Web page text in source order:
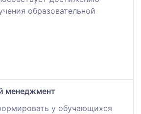
образовательной
менеджмент
у обучающихся